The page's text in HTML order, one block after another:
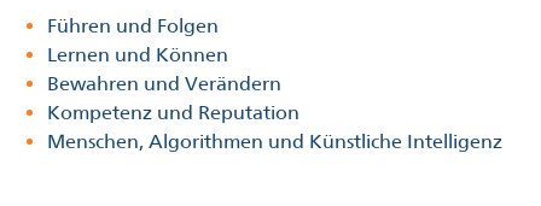
Führen und Folgen
Lernen und Können
Bewahren und Verändern
Kompetenz und Reputation
Menschen, Algorithmen und Künstliche Intelligenz